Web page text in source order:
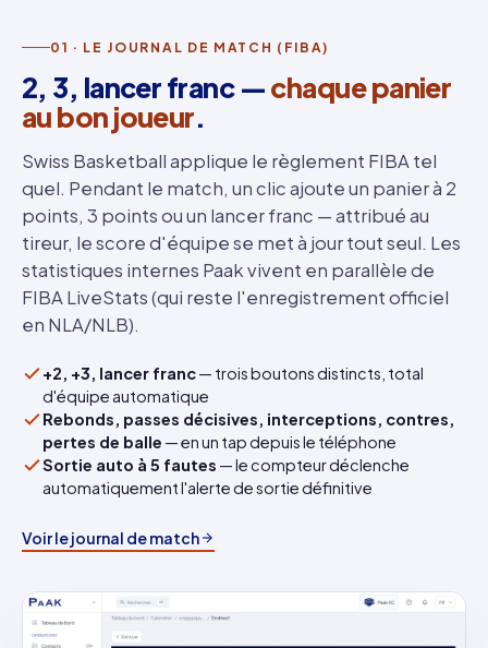
01 · LE JOURNAL DE MATCH (FIBA)
2, 3, lancer franc —chaque panier
au bon joueur.
Swiss Basketball applique le règlement FIBA tel
quel. Pendant le match, un clic ajoute un panier à 2
points, 3 points ou un lancer franc — attribué au
tireur, le score d'équipe se met à jour tout seul. Les
statistiques internes Paak vivent en parallèle de
FIBA LiveStats (qui reste l'enregistrement officiel
en NLA/NLB).
+2, +3, lancer franc— trois boutons distincts, total
d'équipe automatique
Rebonds, passes décisives, interceptions, contres,
pertes de balle — en un tap depuis le téléphone
Sortie auto à 5 fautes — le compteur déclenche
automatiquement l'alerte de sortie définitive
Voir le journal de match